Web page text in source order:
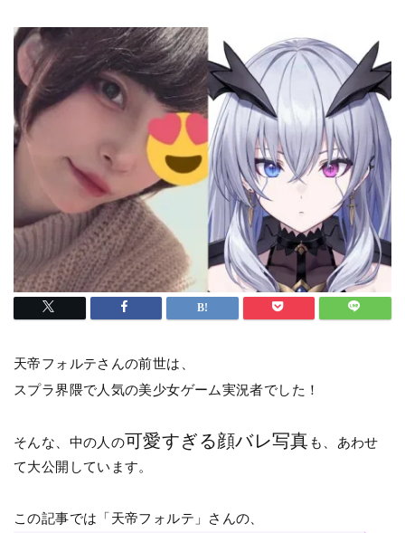
天帝フォルテさんの前世は、
スプラ界隈で人気の美少女ゲーム実況者でした！
そんな、中の人の可愛すぎる顔バレ写真も、あわせ
て大公開しています。
この記事では「天帝フォルテ」さんの、